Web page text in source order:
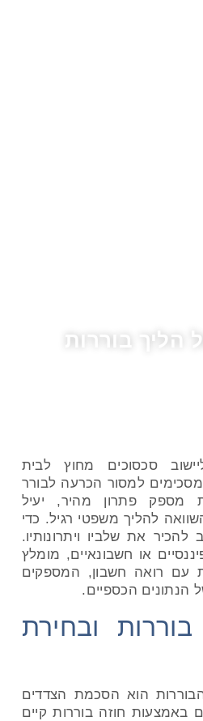
הליך בוררות
סכסוכים מחוץ לבית
למסור הכרעה לבורר
מספק פתרון מהיר, יעיל
להליך משפטי רגיל. כדי
את שלביו ויתרונותיו.
או חשבונאיים, מומלץ
עם רואה חשבון, המספקים
הנתונים הכספיים.
ובחירת
הוא הסכמת הצדדים
באמצעות חוזה בוררות קיים